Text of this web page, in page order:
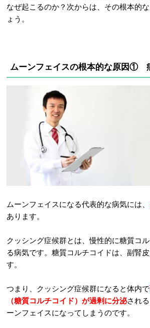
なぜ起こるのか？次からは、その根本的
ょう。
ムーンフェイスの根本的な原因①
ムーンフェイスになる代表的な病気には、
あります。
クッシング症候群とは、慢性的に糖質コ
る病気です。糖質コルチコイドは、副腎
す。
つまり、クッシング症候群になると体内で
（糖質コルチコイド）が過剰に分泌され
ーンフェイスになってしまうのです。